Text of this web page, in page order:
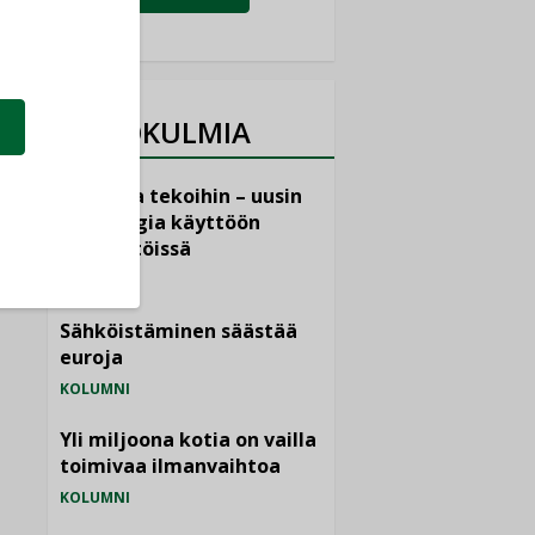
NÄKÖKULMIA
Puheista tekoihin – uusin
teknologia käyttöön
kiinteistöissä
Sähköistäminen säästää
euroja
KOLUMNI
Yli miljoona kotia on vailla
toimivaa ilmanvaihtoa
KOLUMNI